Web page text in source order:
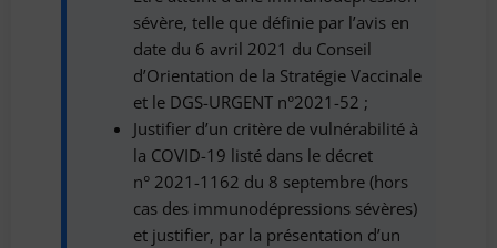
sévère, telle que définie par l’avis en
date du 6 avril 2021 du Conseil
d’Orientation de la Stratégie Vaccinale
et le DGS-URGENT n°2021-52 ;
Justifier d’un critère de vulnérabilité à
la COVID-19 listé dans le décret
n° 2021-1162 du 8 septembre (hors
cas des immunodépressions sévères)
et justifier, par la présentation d’un